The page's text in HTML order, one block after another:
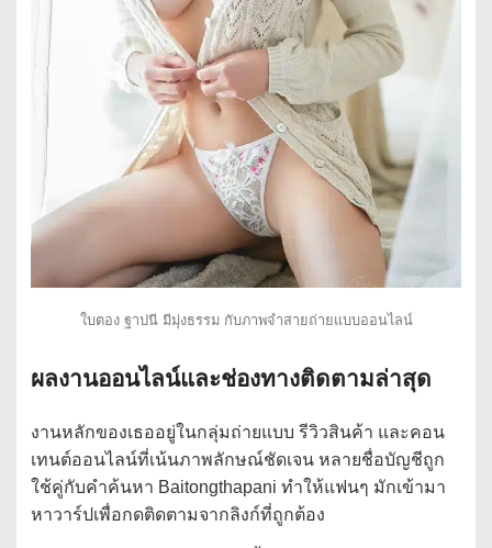
ใบตอง ฐาปนี มีมุ่งธรรม กับภาพจำสายถ่ายแบบออนไลน์
ผลงานออนไลน์และช่องทางติดตามล่าสุด
งานหลักของเธออยู่ในกลุ่มถ่ายแบบ รีวิวสินค้า และคอน
เทนต์ออนไลน์ที่เน้นภาพลักษณ์ชัดเจน หลายชื่อบัญชีถูก
ใช้คู่กับคำค้นหา Baitongthapani ทำให้แฟนๆ มักเข้ามา
หาวาร์ปเพื่อกดติดตามจากลิงก์ที่ถูกต้อง